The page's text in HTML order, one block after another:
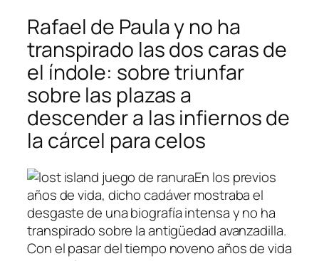
Rafael de Paula y no ha
transpirado las dos caras de
el índole: sobre triunfar
sobre las plazas a
descender a las infiernos de
la cárcel para celos
En los previos
años de vida, dicho cadáver mostraba el
desgaste de una biografía intensa y no ha
transpirado sobre la antigüedad avanzadilla.
Con el pasar del tiempo noveno años de vida